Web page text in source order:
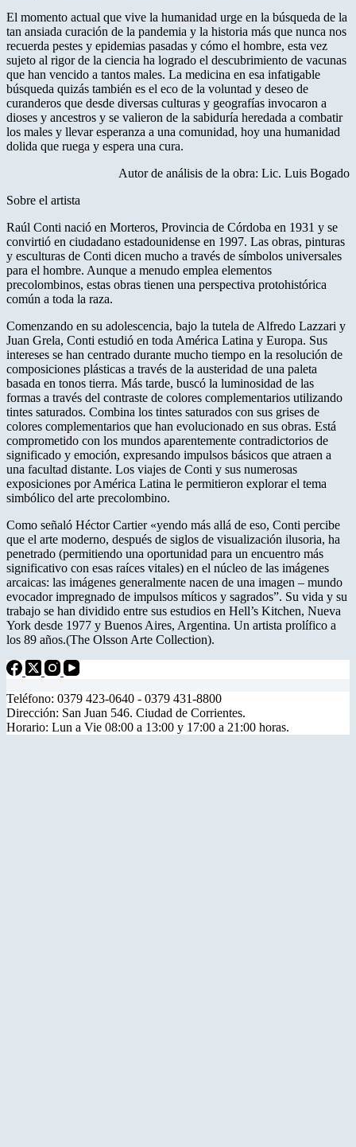
El momento actual que vive la humanidad urge en la búsqueda de la
tan ansiada curación de la pandemia y la historia más que nunca nos
recuerda pestes y epidemias pasadas y cómo el hombre, esta vez
sujeto al rigor de la ciencia ha logrado el descubrimiento de vacunas
que han vencido a tantos males. La medicina en esa infatigable
búsqueda quizás también es el eco de la voluntad y deseo de
curanderos que desde diversas culturas y geografías invocaron a
dioses y ancestros y se valieron de la sabiduría heredada a combatir
los males y llevar esperanza a una comunidad, hoy una humanidad
dolida que ruega y espera una cura.
Autor de análisis de la obra: Lic. Luis Bogado
Sobre el artista
Raúl Conti nació en Morteros, Provincia de Córdoba en 1931 y se
convirtió en ciudadano estadounidense en 1997. Las obras, pinturas
y esculturas de Conti dicen mucho a través de símbolos universales
para el hombre. Aunque a menudo emplea elementos
precolombinos, estas obras tienen una perspectiva protohistórica
común a toda la raza.
Comenzando en su adolescencia, bajo la tutela de Alfredo Lazzari y
Juan Grela, Conti estudió en toda América Latina y Europa. Sus
intereses se han centrado durante mucho tiempo en la resolución de
composiciones plásticas a través de la austeridad de una paleta
basada en tonos tierra. Más tarde, buscó la luminosidad de las
formas a través del contraste de colores complementarios utilizando
tintes saturados. Combina los tintes saturados con sus grises de
colores complementarios que han evolucionado en sus obras. Está
comprometido con los mundos aparentemente contradictorios de
significado y emoción, expresando impulsos básicos que atraen a
una facultad distante. Los viajes de Conti y sus numerosas
exposiciones por América Latina le permitieron explorar el tema
simbólico del arte precolombino.
Como señaló Héctor Cartier «yendo más allá de eso, Conti percibe
que el arte moderno, después de siglos de visualización ilusoria, ha
penetrado (permitiendo una oportunidad para un encuentro más
significativo con esas raíces vitales) en el núcleo de las imágenes
arcaicas: las imágenes generalmente nacen de una imagen – mundo
evocador impregnado de impulsos míticos y sagrados”. Su vida y su
trabajo se han dividido entre sus estudios en Hell’s Kitchen, Nueva
York desde 1977 y Buenos Aires, Argentina. Un artista prolífico a
los 89 años.(The Olsson Arte Collection).
Teléfono: 0379 423-0640 - 0379 431-8800
Dirección: San Juan 546. Ciudad de Corrientes.
Horario: Lun a Vie 08:00 a 13:00 y 17:00 a 21:00 horas.